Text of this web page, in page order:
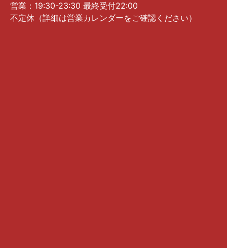
営業：19:30-23:30 最終受付22:00
不定休（詳細は営業カレンダーをご確認ください）